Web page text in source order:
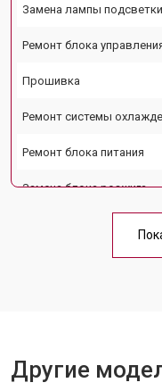
Замена лампы подсветки
Ремонт блока
Прошивка
Ремонт системы
Ремонт блока питания
Замена блока розжига
Другие